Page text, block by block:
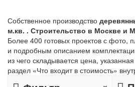
Собственное производство
м.кв. . Строительство в Москве и
Более 400 готовых проектов с фото,
и подробным описанием
из чего складывается цена,
раздел «Что входит в стоимость»